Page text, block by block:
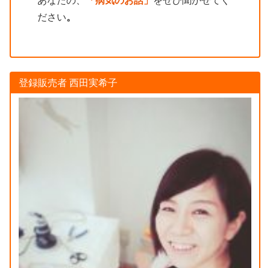
ださい。
登録販売者 西田実希子